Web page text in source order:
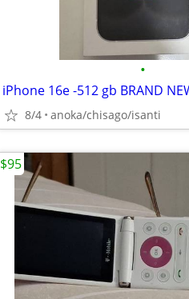
•
iPhone 16e -512 gb BRAND
8/4 anoka/chisago/isanti
$95